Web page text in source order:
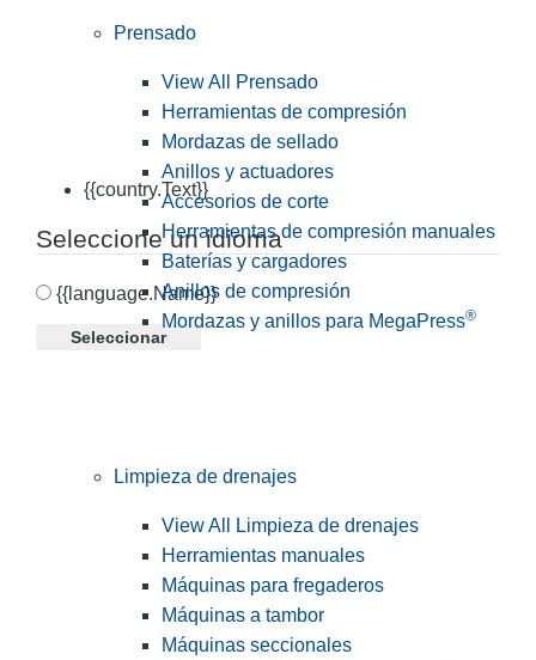
{{country.Text}}
Seleccione un idioma
{{language.Name}}
Seleccionar
Prensado
View All Prensado
Herramientas de compresión
Mordazas de sellado
Anillos y actuadores
Accesorios de corte
Herramientas de compresión manuales
Baterías y cargadores
Anillos de compresión
Mordazas y anillos para MegaPress®
Limpieza de drenajes
View All Limpieza de drenajes
Herramientas manuales
Máquinas para fregaderos
Máquinas a tambor
Máquinas seccionales